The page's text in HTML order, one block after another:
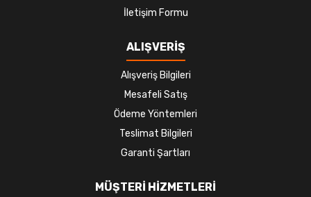
İletişim Formu
ALIŞVERİŞ
Alışveriş Bilgileri
Mesafeli Satış
Ödeme Yöntemleri
Teslimat Bilgileri
Garanti Şartları
MÜŞTERİ HİZMETLERİ